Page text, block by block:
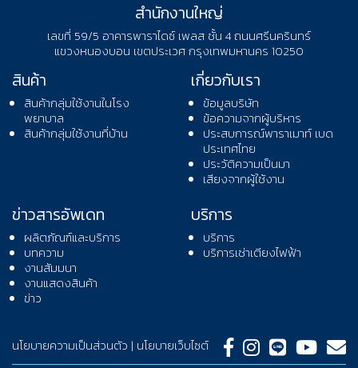
สำนักงานใหญ่
เลขที่ 59/5 อาคารพาราไดซ์ เพลส ชั้น 4 ถนนศรีนครินทร์
แขวงหนองบอน เขตประเวศ กรุงเทพมหานคร 10250
สินค้า
สินค้ากลุ่มใช้งานในโรง
พยาบาล
สินค้ากลุ่มใช้งานที่บ้าน
เกี่ยวกับเรา
ข้อมูลบริษัท
ข้อความจากผู้บริหาร
ประสบการณ์พาราเมาท์ เบด
ประเทศไทย
ประวัติความเป็นมา
เสียงจากผู้ใช้งาน
ข่าวสารอัพเดท
ผลิตภัณฑ์และบริการ
บทความ
งานสัมมนา
งานแสดงสินค้า
ข่าว
บริการ
บริการ
บริการเช่าเตียงไฟฟ้า
นโยบายความเป็นส่วนตัว | นโยบายเว็บไซต์